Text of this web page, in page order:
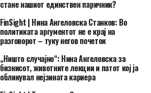
стане нашиот единствен паричник?
FinSight | Нина Ангеловска Станков: Во
политиката аргументот не е крај на
разговорот – туку негов почеток
„Ништо случајно“: Нина Ангеловска за
бизнисот, животните лекции и патот кој ја
обликувал нејзината кариера